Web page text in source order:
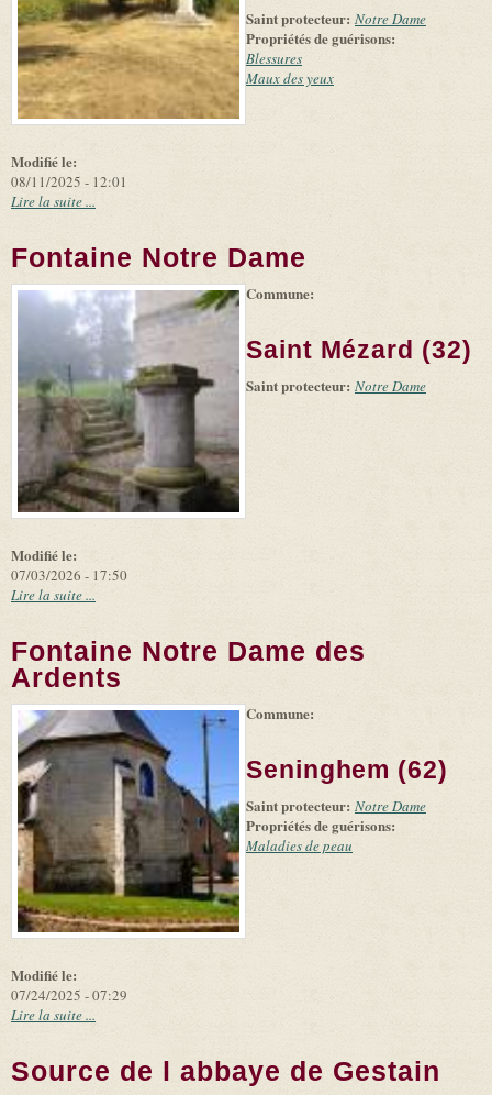
Modifié le:
08/11/2025 - 12:01
Saint protecteur: Notre Dame
Propriétés de guérisons:
Blessures
Maux des yeux
Lire la suite ...
Fontaine Notre Dame
-
Leaflet (link is
|
Tiles
external)
Microsoft
suppliers
Modifié le:
07/03/2026 - 17:50
Commune:
Saint Mézard (32)
Saint protecteur: Notre Dame
Lire la suite ...
Fontaine Notre Dame des
Ardents
-
Leaflet (link is
|
Tiles
external)
Microsoft
and
suppliers
Modifié le:
07/24/2025 - 07:29
Commune:
Seninghem (62)
Saint protecteur: Notre Dame
Propriétés de guérisons:
Maladies de peau
Lire la suite ...
Source de l abbaye de Gestain